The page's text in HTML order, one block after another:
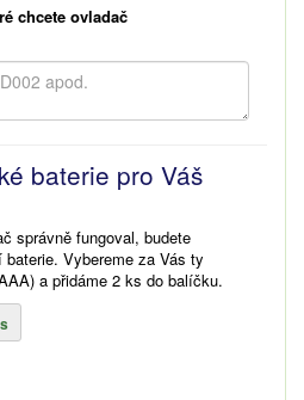
chcete ovladač
baterie pro Váš
správně fungoval, budete
Vybereme za Vás ty
a přidáme 2 ks do balíčku.